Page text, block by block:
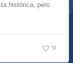
histórica, pero
31